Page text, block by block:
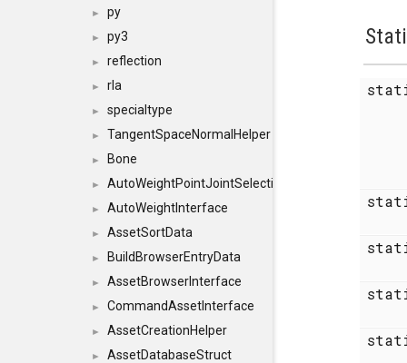
► py
► py3
► reflection
► rla
► specialtype
► TangentSpaceNormalHelper
► Bone
► AutoWeightPointJointSelections
► AutoWeightInterface
► AssetSortData
► BuildBrowserEntryData
► AssetBrowserInterface
► CommandAssetInterface
► AssetCreationHelper
► AssetDatabaseStruct